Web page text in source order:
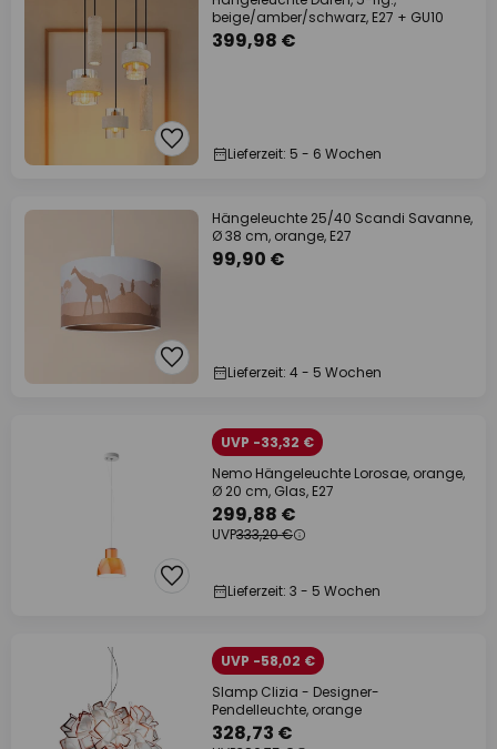
beige/amber/schwarz, E27 + GU10
399,98 €
Lieferzeit: 5 - 6 Wochen
Hängeleuchte 25/40 Scandi Savanne,
Ø 38 cm, orange, E27
99,90 €
Lieferzeit: 4 - 5 Wochen
UVP -33,32 €
Nemo Hängeleuchte Lorosae, orange,
Ø 20 cm, Glas, E27
299,88 €
UVP333,20 €
Lieferzeit: 3 - 5 Wochen
UVP -58,02 €
Slamp Clizia - Designer-
Pendelleuchte, orange
328,73 €